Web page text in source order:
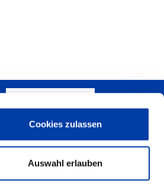
Cookies zulassen
Auswahl erlauben